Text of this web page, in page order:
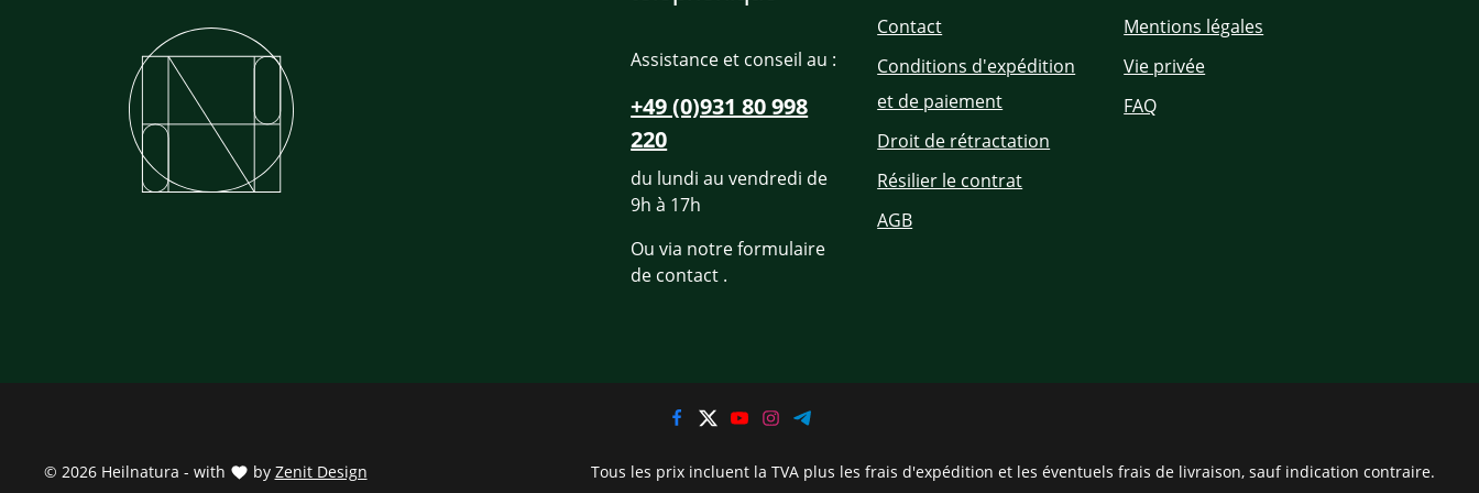
Assistance et conseil au :
+49 (0)931 80 998
220
du lundi au vendredi de
9h à 17h
Ou via notre formulaire
de contact .
Contact
Conditions d'expédition
et de paiement
Droit de rétractation
Résilier le contrat
AGB
Mentions légales
Vie privée
FAQ
© 2026 Heilnatura - with by Zenit Design Tous les prix incluent la TVA plus les frais d'expédition et les éventuels frais de livraison, sauf indication contraire.